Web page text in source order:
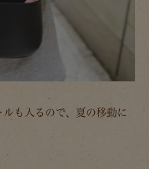
も入るので、夏の移動に